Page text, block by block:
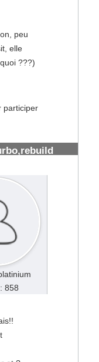
peu
elle
???)
participer
858